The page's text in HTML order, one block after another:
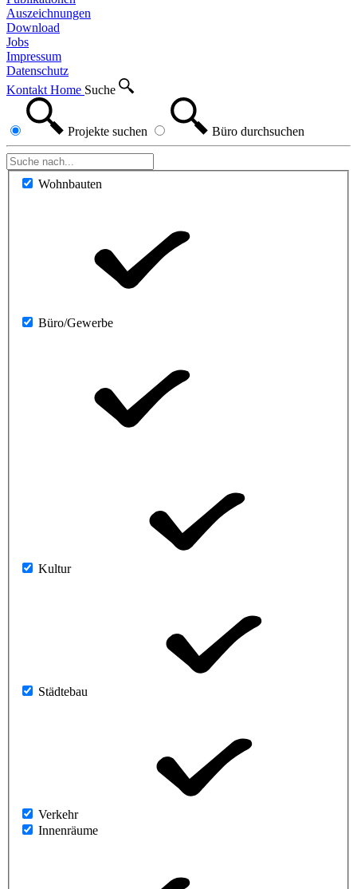
Auszeichnungen
Download
Jobs
Impressum
Datenschutz
Kontakt Home Suche
Projekte suchen Büro durchsuchen
Wohnbauten
Büro/Gewerbe
Kultur
Städtebau
Verkehr
Innenräume